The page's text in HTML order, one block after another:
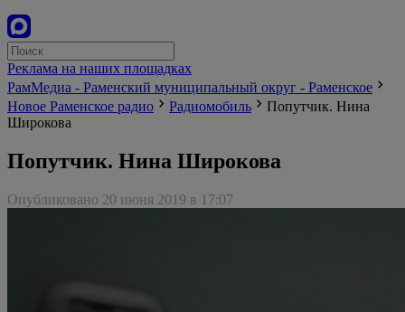
Реклама на наших площадках
РамМедиа - Раменский муниципальный округ - Раменское
Новое Раменское радио
Радиомобиль
Попутчик. Нина
Широкова
Попутчик. Нина Широкова
Опубликовано 20 июня 2019 в 17:07